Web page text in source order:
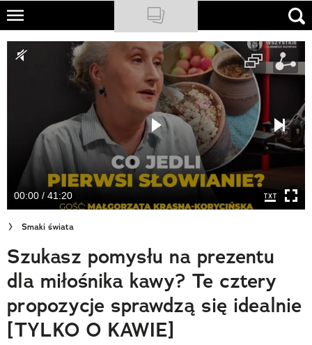
Skip
main
NATIONAL GEOGRAPHIC
Newsletter
Cuda Polski
Wielki Konkurs Fotograficzny
Trendbook Podróżniczy
Polecane
00:00 / 41:20
Smaki świata
Szukasz pomysłu na prezentu
dla miłośnika kawy? Te cztery
propozycje sprawdzą się idealnie
[TYLKO O KAWIE]